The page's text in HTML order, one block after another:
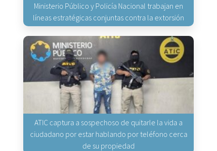
Ministerio Público y Policía Nacional trabajan en
líneas estratégicas conjuntas contra la extorsión
ATIC captura a sospechoso de quitarle la vida a
ciudadano por estar hablando por teléfono cerca
de su propiedad